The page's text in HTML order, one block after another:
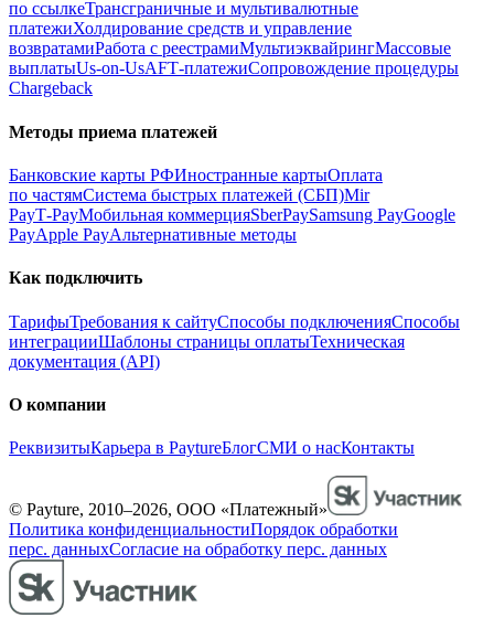
по ссылкеТрансграничные и мультивалютные
платежиХолдирование средств и управление
возвратамиРабота с реестрамиМультиэквайрингМассовые
выплатыUs-on-UsAFT‑платежиСопровождение процедуры
Chargeback
Методы приема платежей
Банковские карты РФИностранные картыОплата
по частямСистема быстрых платежей (СБП)Mir
PayT‑PayМобильная коммерцияSberPaySamsung PayGoogle
PayApple PayАльтернативные методы
Как подключить
ТарифыТребования к сайтуСпособы подключенияСпособы
интеграцииШаблоны страницы оплатыТехническая
документация (API)
О компании
РеквизитыКарьера в PaytureБлогСМИ о насКонтакты
© Payture, 2010–2026, ООО «Платежный»
Политика конфиденциальностиПорядок обработки
перс. данныхСогласие на обработку перс. данных